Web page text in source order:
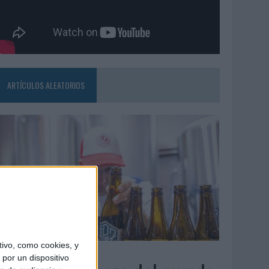
como cookies, y
un dispositivo
ARTÍCULOS ALEATORIOS
08/2026